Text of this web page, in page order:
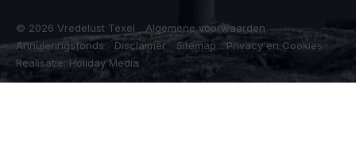
© 2026 Vredelust Texel
Algemene voorwaarden
Annuleringsfonds
Disclaimer Sitemap
Privacy en Cookies
Realisatie: Holiday Media